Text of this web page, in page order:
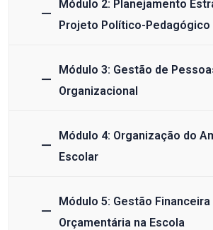
Módulo 2: Planejamento
Projeto Político-Pedagógico
Módulo 3: Gestão de
Organizacional
Módulo 4: Organização do
Escolar
Módulo 5: Gestão Financeira
Orçamentária na Escola